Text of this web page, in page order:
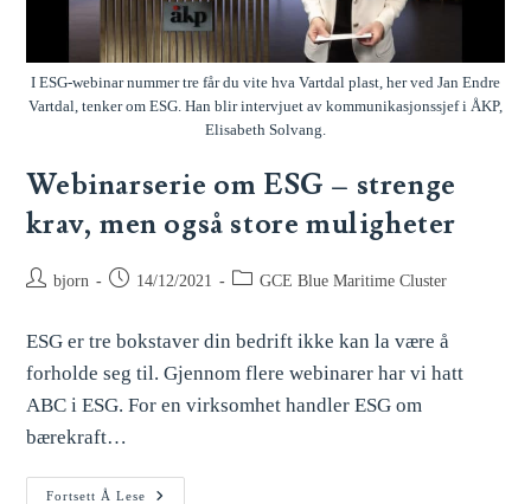
I ESG-webinar nummer tre får du vite hva Vartdal plast, her ved Jan Endre
Vartdal, tenker om ESG. Han blir intervjuet av kommunikasjonssjef i ÅKP,
Elisabeth Solvang.
Webinarserie om ESG – strenge
krav, men også store muligheter
bjorn 14/12/2021 GCE Blue Maritime Cluster
ESG er tre bokstaver din bedrift ikke kan la være å
forholde seg til. Gjennom flere webinarer har vi hatt
ABC i ESG. For en virksomhet handler ESG om
bærekraft…
Fortsett Å Lese